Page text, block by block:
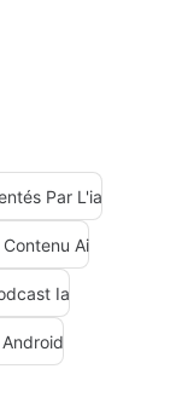
Par L'ia
Ai
Ia